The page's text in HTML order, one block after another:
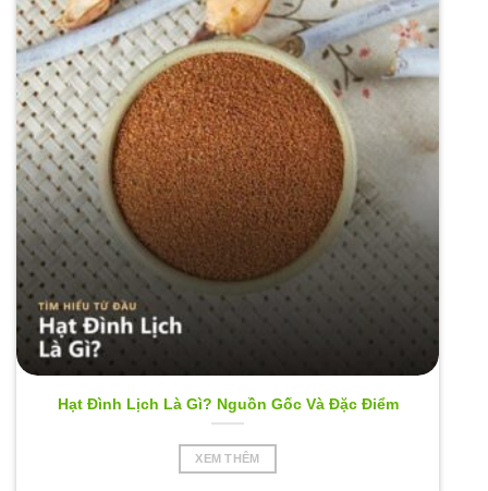
Hạt Đình Lịch Là Gì? Nguồn Gốc Và Đặc Điểm
XEM THÊM